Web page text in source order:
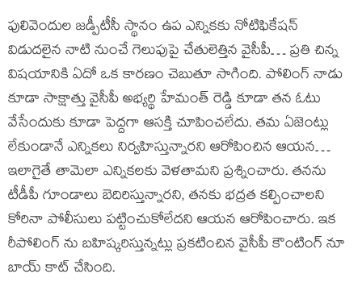
పులివెందుల జడ్పీటీసీ స్థానం ఉప ఎన్నికకు నోటిఫికేషన్
విడుదలైన నాటి నుంచే గెలుపుపై చేతులెత్తిన వైసీపీ… ప్రతి చిన్న
విషయానికి ఏదో ఒక కారణం చెబుతూ సాగింది. పోలింగ్ నాడు
కూడా సాక్షాత్తు వైసీపీ అభ్యర్థి హేమంత్ రెడ్డి కూడా తన ఓటు
వేసేందుకు కూడా పెద్దగా ఆసక్తి చూపించలేదు. తమ ఏజెంట్లు
లేకుండానే ఎన్నికలు నిర్వహిస్తున్నారని ఆరోపించిన ఆయన…
ఇలాగైతే తామెలా ఎన్నికలకు వెళతామని ప్రశ్నించారు. తనను
టీడీపీ గూండాలు బెదిరిస్తున్నారని, తనకు భద్రత కల్పించాలని
కోరినా పోలీసులు పట్టించుకోలేదని ఆయన ఆరోపించారు. ఇక
రీపోలింగ్ ను బహిష్కరిస్తున్నట్లు ప్రకటించిన వైసీపీ కౌంటింగ్ నూ
బాయ్ కాట్ చేసింది.